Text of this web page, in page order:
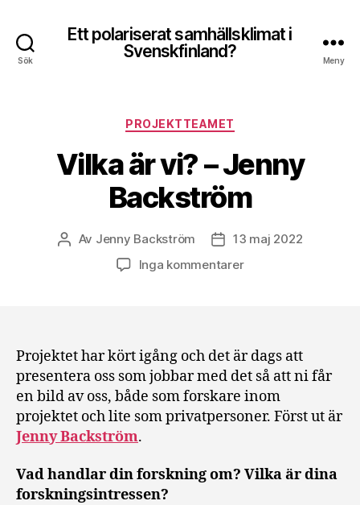
Sök
Ett polariserat samhällsklimat i
Svenskfinland?
Meny
Kategorier
PROJEKTTEAMET
Vilka är vi? – Jenny
Backström
Inläggsförfattare
Av Jenny Backström Inläggsdatum
13 maj 2022
Inga kommentarertill
Jenny
Backström
Projektet har kört igång och det är dags att
presentera oss som jobbar med det så att ni får
en bild av oss, både som forskare inom
projektet och lite som privatpersoner. Först ut är
Jenny Backström.
Vad handlar din forskning om? Vilka är dina
forskningsintressen?